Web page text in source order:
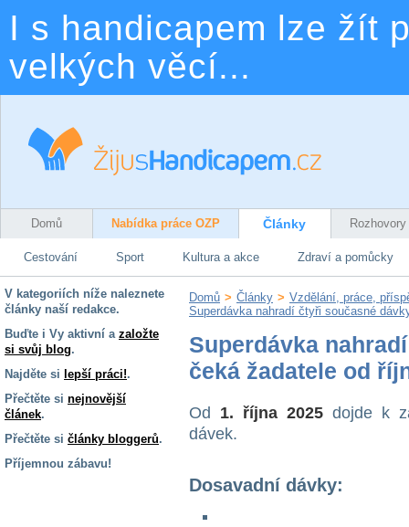
I s handicapem lze žít
velkých věcí...
Domů Nabídka práce OZP Články Rozhovory
Cestování Sport Kultura a akce Zdraví a pomůcky
V kategoriích níže naleznete
články naší redakce.
Buďte i Vy aktivní a založte
si svůj blog.
Najděte si lepší práci!.
Přečtěte si nejnovější
článek.
Přečtěte si články bloggerů.
Příjemnou zábavu!
Domů > Články > Vzdělání, práce,
Superdávka nahradí čtyři současné
Superdávka
čeká žadatele od
Od 1. října 2025 dojde k
dávek.
Dosavadní dávky: